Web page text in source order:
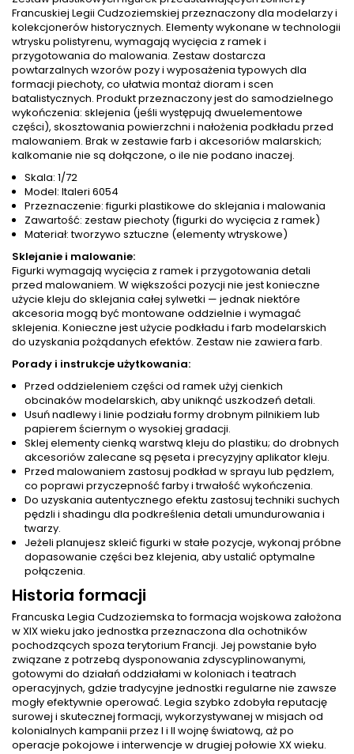
Francuskiej Legii Cudzoziemskiej przeznaczony dla modelarzy i
kolekcjonerów historycznych. Elementy wykonane w technologii
wtrysku polistyrenu, wymagają wycięcia z ramek i
przygotowania do malowania. Zestaw dostarcza
powtarzalnych wzorów pozy i wyposażenia typowych dla
formacji piechoty, co ułatwia montaż dioram i scen
batalistycznych. Produkt przeznaczony jest do samodzielnego
wykończenia: sklejenia (jeśli występują dwuelementowe
części), skosztowania powierzchni i nałożenia podkładu przed
malowaniem. Brak w zestawie farb i akcesoriów malarskich;
kalkomanie nie są dołączone, o ile nie podano inaczej.
Skala: 1/72
Model: Italeri 6054
Przeznaczenie: figurki plastikowe do sklejania i malowania
Zawartość: zestaw piechoty (figurki do wycięcia z ramek)
Materiał: tworzywo sztuczne (elementy wtryskowe)
Sklejanie i malowanie:
Figurki wymagają wycięcia z ramek i przygotowania detali
przed malowaniem. W większości pozycji nie jest konieczne
użycie kleju do sklejania całej sylwetki — jednak niektóre
akcesoria mogą być montowane oddzielnie i wymagać
sklejenia. Konieczne jest użycie podkładu i farb modelarskich
do uzyskania pożądanych efektów. Zestaw nie zawiera farb.
Porady i instrukcje użytkowania:
Przed oddzieleniem części od ramek użyj cienkich
obcinaków modelarskich, aby uniknąć uszkodzeń detali.
Usuń nadlewy i linie podziału formy drobnym pilnikiem lub
papierem ściernym o wysokiej gradacji.
Sklej elementy cienką warstwą kleju do plastiku; do drobnych
akcesoriów zalecane są pęseta i precyzyjny aplikator kleju.
Przed malowaniem zastosuj podkład w sprayu lub pędzlem,
co poprawi przyczepność farby i trwałość wykończenia.
Do uzyskania autentycznego efektu zastosuj techniki suchych
pędzli i shadingu dla podkreślenia detali umundurowania i
twarzy.
Jeżeli planujesz skleić figurki w stałe pozycje, wykonaj próbne
dopasowanie części bez klejenia, aby ustalić optymalne
połączenia.
Historia formacji
Francuska Legia Cudzoziemska to formacja wojskowa założona
w XIX wieku jako jednostka przeznaczona dla ochotników
pochodzących spoza terytorium Francji. Jej powstanie było
związane z potrzebą dysponowania zdyscyplinowanymi,
gotowymi do działań oddziałami w koloniach i teatrach
operacyjnych, gdzie tradycyjne jednostki regularne nie zawsze
mogły efektywnie operować. Legia szybko zdobyła reputację
surowej i skutecznej formacji, wykorzystywanej w misjach od
kolonialnych kampanii przez I i II wojnę światową, aż po
operacje pokojowe i interwencje w drugiej połowie XX wieku.